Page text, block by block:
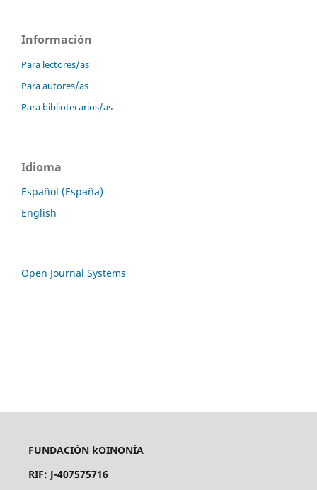
Información
Para lectores/as
Para autores/as
Para bibliotecarios/as
Idioma
Español (España)
English
Open Journal Systems
FUNDACIÓN kOINONÍA
RIF: J-407575716